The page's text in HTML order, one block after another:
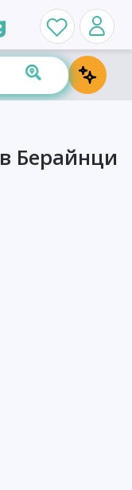
Берайнци